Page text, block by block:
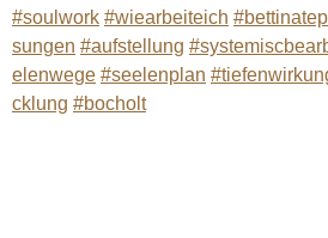
#soulwork #wiearbeiteich
sungen #aufstellung
elenwege #seelenplan
cklung #bocholt